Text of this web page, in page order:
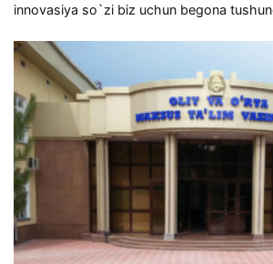
innovasiya so`zi biz uchun begona